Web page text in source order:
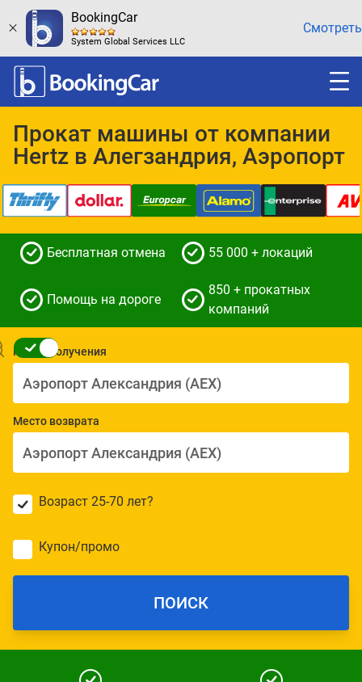
BookingCar
System Global Services LLC
Смотреть
Прокат машины от компании
Hertz в Алегзандрия, Аэропорт
Бесплатная отмена 55 000 + локаций
Помощь на дороге
850 + прокатных
компаний
Место получения
Место возврата
Возраст 25-70 лет?
Купон/промо
ПОИСК